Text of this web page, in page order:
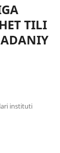
TILI
instituti